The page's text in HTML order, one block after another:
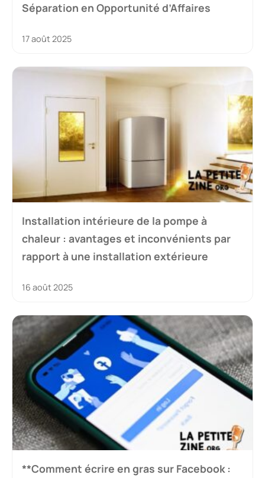
Séparation en Opportunité d’Affaires
17 août 2025
Installation intérieure de la pompe à
chaleur : avantages et inconvénients par
rapport à une installation extérieure
16 août 2025
**Comment écrire en gras sur Facebook :